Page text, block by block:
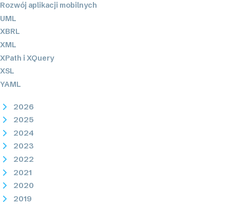
Rozwój aplikacji mobilnych
UML
XBRL
XML
XPath i XQuery
XSL
YAML
2026
2025
2024
2023
2022
2021
2020
2019